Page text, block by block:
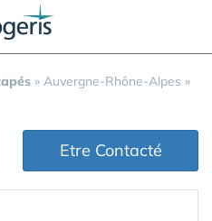
» Auvergne-Rhône-Alpes »
Etre Contacté